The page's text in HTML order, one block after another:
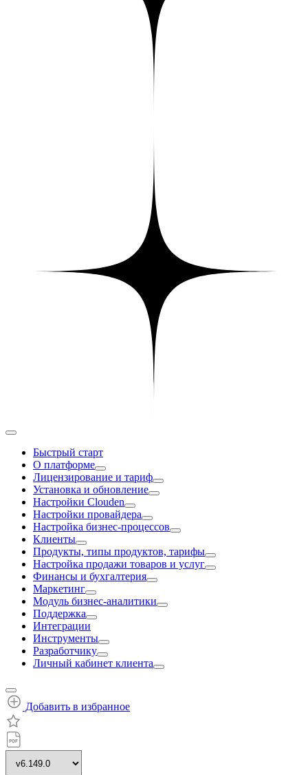
Быстрый старт
О платформе
Лицензирование и тариф
Установка и обновление
Настройки Clouden
Настройки провайдера
Настройка бизнес-процессов
Клиенты
Продукты, типы продуктов, тарифы
Настройка продажи товаров и услуг
Финансы и бухгалтерия
Маркетинг
Модуль бизнес-аналитики
Поддержка
Интеграции
Инструменты
Разработчику
Личный кабинет клиента
Добавить в избранное